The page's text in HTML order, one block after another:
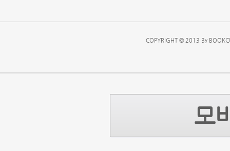
COPYRIGHT © 2013 By
모